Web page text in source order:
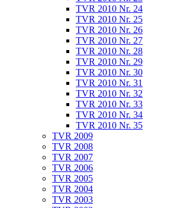
TVR 2010 Nr. 24
TVR 2010 Nr. 25
TVR 2010 Nr. 26
TVR 2010 Nr. 27
TVR 2010 Nr. 28
TVR 2010 Nr. 29
TVR 2010 Nr. 30
TVR 2010 Nr. 31
TVR 2010 Nr. 32
TVR 2010 Nr. 33
TVR 2010 Nr. 34
TVR 2010 Nr. 35
TVR 2009
TVR 2008
TVR 2007
TVR 2006
TVR 2005
TVR 2004
TVR 2003